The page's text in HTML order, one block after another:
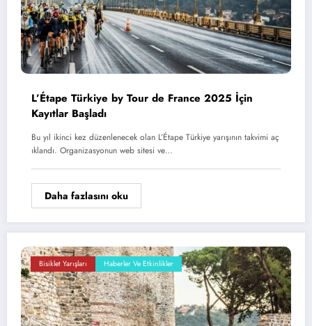
L’Étape Türkiye by Tour de France 2025 İçin
Kayıtlar Başladı
Bu yıl ikinci kez düzenlenecek olan L’Étape Türkiye yarışının takvimi aç
ıklandı. Organizasyonun web sitesi ve…
Daha fazlasını oku
Bisiklet Yarışları Haberler Ve Etkinlikler